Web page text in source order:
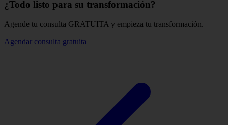
¿Todo listo para su transformación?
Agende tu consulta GRATUITA y empieza tu transformación.
Agendar consulta gratuita